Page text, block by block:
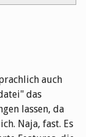
auch
das
lassen, da
Naja, fast. Es